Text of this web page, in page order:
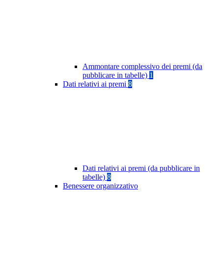
Ammontare complessivo dei premi (da
pubblicare in tabelle) 1
Dati relativi ai premi 8
Dati relativi ai premi (da pubblicare in
tabelle) 8
Benessere organizzativo